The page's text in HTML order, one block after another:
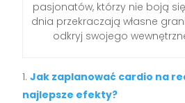
pasjonatów, którzy nie boją
dnia przekraczają własne
odkryj swojego
Jak zaplanować cardio na
najlepsze efekty?